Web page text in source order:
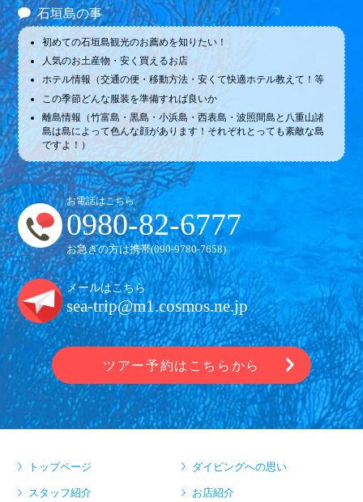
石垣島の事
初めての石垣島観光のお薦めを知りたい！
人気のお土産物・安く買えるお店
ホテル情報（交通の便・移動方法・安くて快適ホテル教えて！等
この季節どんな服装を準備すれば良いか
離島情報（竹富島・黒島・小浜島・西表島・波照間島と八重山諸
島は島によって色んな顔があります！それぞれとっても素敵な島
ですよ！）
お電話はこちら
0980-82-6777
お急ぎの方は携帯(090-9780-7658)
メールはこちら
sea-trip@m1.cosmos.ne.jp
ツアー予約はこちらから
トップページ ダイビングへの思い
スタッフ紹介 お店紹介